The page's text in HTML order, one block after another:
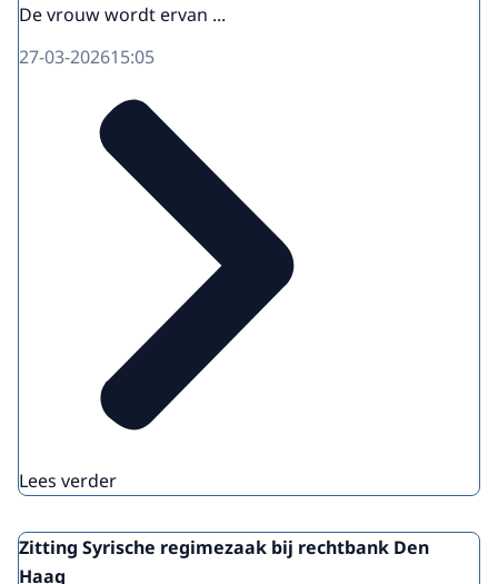
De vrouw wordt ervan ...
27-03-202615:05
Lees verder
Zitting Syrische regimezaak bij rechtbank Den
Haag